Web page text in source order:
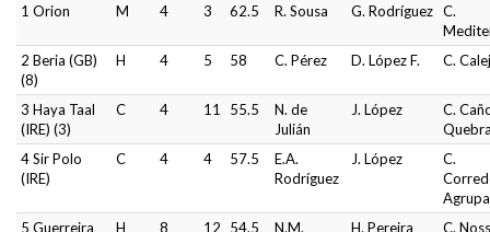
1 Orion
M 4 3 62.5 R. Sousa G. Rodríguez C.
2 Beria (GB)
(8)
H 4 5 58 C. Pérez D. López F. C.
3 Haya Taal
(IRE) (3)
C 4 11 55.5
N. de
Julián
J. López
C.
4 Sir Polo
(IRE)
C 4 4 57.5
E.A.
Rodríguez
J. López
C.
5 Guerreira
H 8 12 54.5
N.M.
H. Pereira
C.